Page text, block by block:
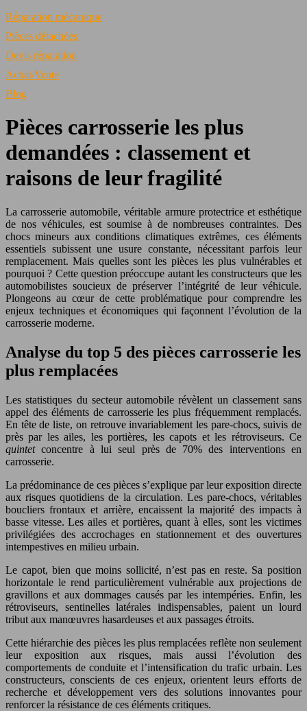
Réparation mécanique
Pièces détachées
Devis réparation
Achat/Vente
Blog
Pièces carrosserie les plus
demandées : classement et
raisons de leur fragilité
La carrosserie automobile, véritable armure protectrice et esthétique
de nos véhicules, est soumise à de nombreuses contraintes. Des
chocs mineurs aux conditions climatiques extrêmes, ces éléments
essentiels subissent une usure constante, nécessitant parfois leur
remplacement. Mais quelles sont les pièces les plus vulnérables et
pourquoi ? Cette question préoccupe autant les constructeurs que les
automobilistes soucieux de préserver l’intégrité de leur véhicule.
Plongeons au cœur de cette problématique pour comprendre les
enjeux techniques et économiques qui façonnent l’évolution de la
carrosserie moderne.
Analyse du top 5 des pièces carrosserie les
plus remplacées
Les statistiques du secteur automobile révèlent un classement sans
appel des éléments de carrosserie les plus fréquemment remplacés.
En tête de liste, on retrouve invariablement les pare-chocs, suivis de
près par les ailes, les portières, les capots et les rétroviseurs. Ce
quintetconcentre à lui seul près de 70% des interventions en
carrosserie.
La prédominance de ces pièces s’explique par leur exposition directe
aux risques quotidiens de la circulation. Les pare-chocs, véritables
boucliers frontaux et arrière, encaissent la majorité des impacts à
basse vitesse. Les ailes et portières, quant à elles, sont les victimes
privilégiées des accrochages en stationnement et des ouvertures
intempestives en milieu urbain.
Le capot, bien que moins sollicité, n’est pas en reste. Sa position
horizontale le rend particulièrement vulnérable aux projections de
gravillons et aux dommages causés par les intempéries. Enfin, les
rétroviseurs, sentinelles latérales indispensables, paient un lourd
tribut aux manœuvres hasardeuses et aux passages étroits.
Cette hiérarchie des pièces les plus remplacées reflète non seulement
leur exposition aux risques, mais aussi l’évolution des
comportements de conduite et l’intensification du trafic urbain. Les
constructeurs, conscients de ces enjeux, orientent leurs efforts de
recherche et développement vers des solutions innovantes pour
renforcer la résistance de ces éléments critiques.